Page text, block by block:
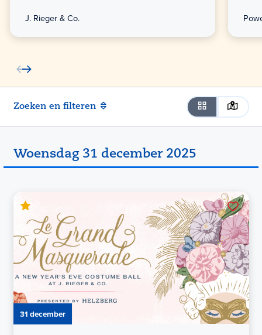
J. Rieger & Co.
Zoeken en filteren
Woensdag 31 december 2025
31 december